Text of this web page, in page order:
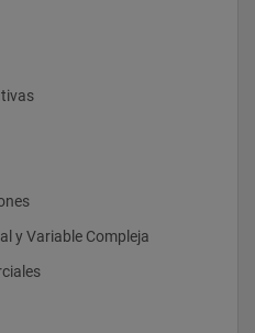
y Variable Compleja